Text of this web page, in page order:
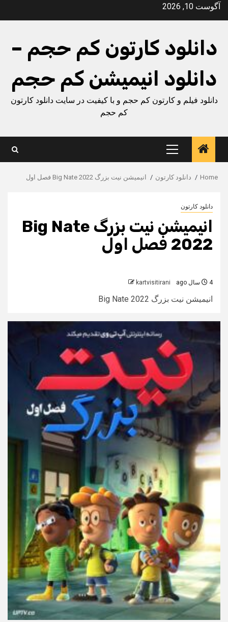
Skipآگوست 10, 2026
دانلود کارتون کم حجم –
دانلود انیمیشن کم حجم
دانلود فیلم و کارتون کم حجم و با کیفیت در سایت دانلود کارتون
کم حجم
Primary
Menu
Home دانلود کارتون انیمیشن نیت بزرگ Big Nate 2022 فصل اول
دانلود کارتون
انیمیشن نیت بزرگ Big Nate
2022 فصل اول
4 سال ago kartvisitirani
انیمیشن نیت بزرگ Big Nate 2022